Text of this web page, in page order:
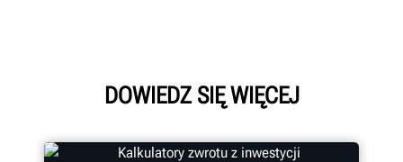
DOWIEDZ SIĘ WIĘCEJ